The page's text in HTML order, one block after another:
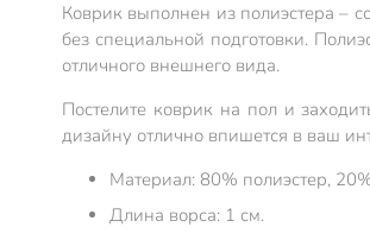
Коврик выполнен из полиэстера –
без специальной подготовки.
отличного внешнего вида.
Постелите коврик на пол и
дизайну отлично впишется в ваш
Материал: 80% полиэстер,
Длина ворса: 1 см.